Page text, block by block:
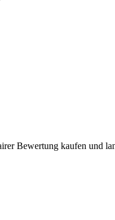
Bewertung kaufen und